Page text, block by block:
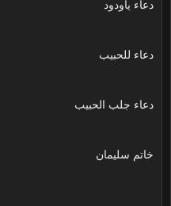
دعاء ياودود
دعاء للحبيب
دعاء جلب الحبيب
خاتم سليمان